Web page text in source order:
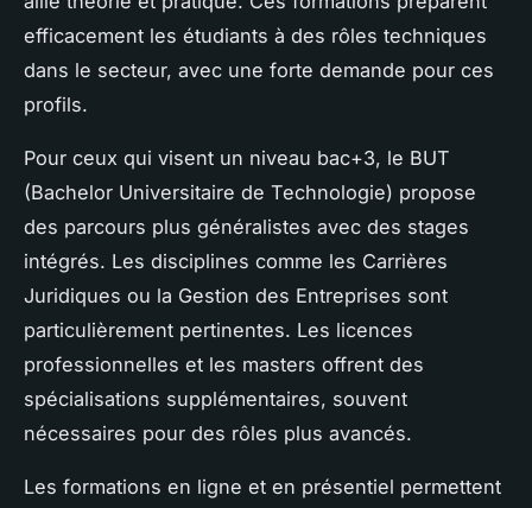
efficacement les étudiants à des rôles techniques
dans le secteur, avec une forte demande pour ces
profils.
Pour ceux qui visent un niveau bac+3, le BUT
(Bachelor Universitaire de Technologie) propose
des parcours plus généralistes avec des stages
intégrés. Les disciplines comme les Carrières
Juridiques ou la Gestion des Entreprises sont
particulièrement pertinentes. Les licences
professionnelles et les masters offrent des
spécialisations supplémentaires, souvent
nécessaires pour des rôles plus avancés.
Les formations en ligne et en présentiel permettent